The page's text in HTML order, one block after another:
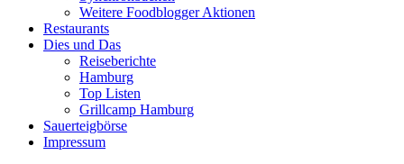
Weitere Foodblogger Aktionen
Restaurants
Dies und Das
Reiseberichte
Hamburg
Top Listen
Grillcamp Hamburg
Sauerteigbörse
Impressum